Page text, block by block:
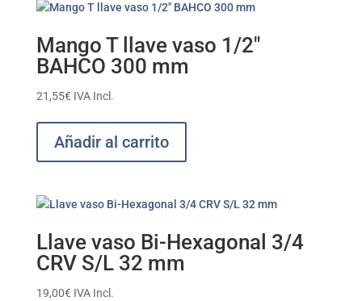
Mango T llave vaso 1/2″
BAHCO 300 mm
21,55€ IVA Incl.
Añadir al carrito
Llave vaso Bi-Hexagonal 3/4
CRV S/L 32 mm
19,00€ IVA Incl.